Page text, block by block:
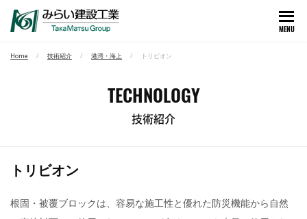
MENU
Home 技術紹介 港湾・海上 トリビオン
TECHNOLOGY
技術紹介
トリビオン
根固・被覆ブロックは、容易な施工性と優れた防災機能から自然